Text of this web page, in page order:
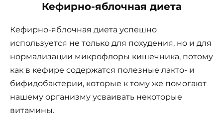
Кефирно-яблочная диета
Кефирно-яблочная диета успешно
используется не только для похудения, но и для
нормализации микрофлоры кишечника, потому
как в кефире содержатся полезные лакто- и
бифидобактерии, которые к тому же помогают
нашему организму усваивать некоторые
витамины.